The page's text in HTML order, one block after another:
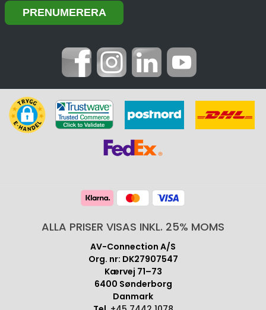
ALLA PRISER VISAS INKL. 25% MOMS
AV-Connection A/S
Org. nr: DK27907547
Kærvej 71–73
6400 Sønderborg
Danmark